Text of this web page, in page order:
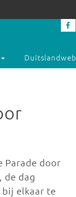
Duitslandweb
Parade door
de dag
bij elkaar te